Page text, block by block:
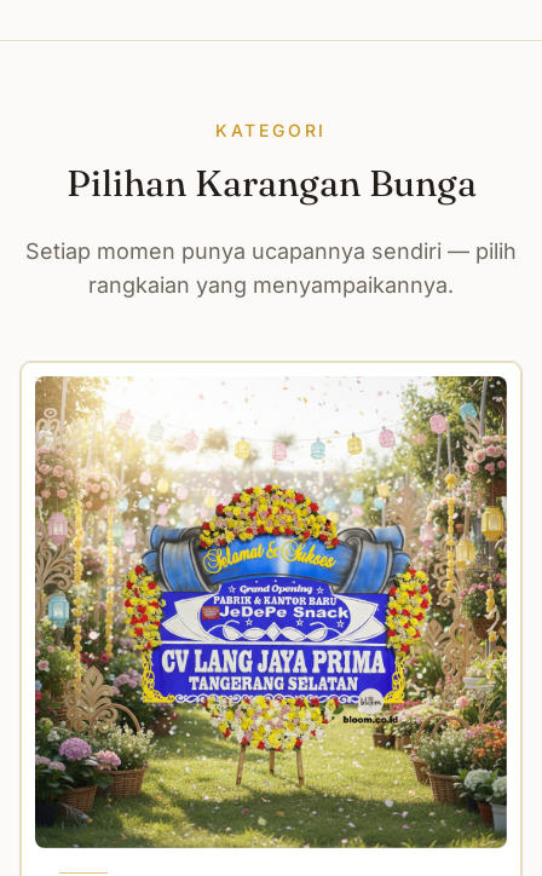
KATEGORI
Pilihan Karangan Bunga
Setiap momen punya ucapannya sendiri — pilih
rangkaian yang menyampaikannya.